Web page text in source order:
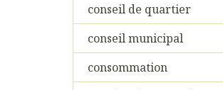
conseil de quartier
conseil municipal
consommation